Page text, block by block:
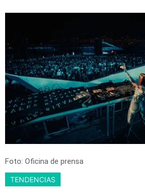
Foto: Oficina de prensa
TENDENCIAS